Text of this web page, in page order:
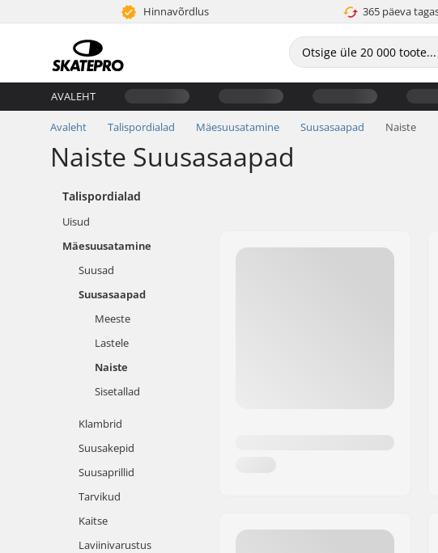
Hinnavõrdlus 365 päeva
AVALEHT
Avaleht Talispordialad Mäesuusatamine Suusasaapad Naiste
Naiste Suusasaapad
Talispordialad
Uisud
Mäesuusatamine
Suusad
Suusasaapad
Meeste
Lastele
Naiste
Sisetallad
Klambrid
Suusakepid
Suusaprillid
Tarvikud
Kaitse
Laviinivarustus